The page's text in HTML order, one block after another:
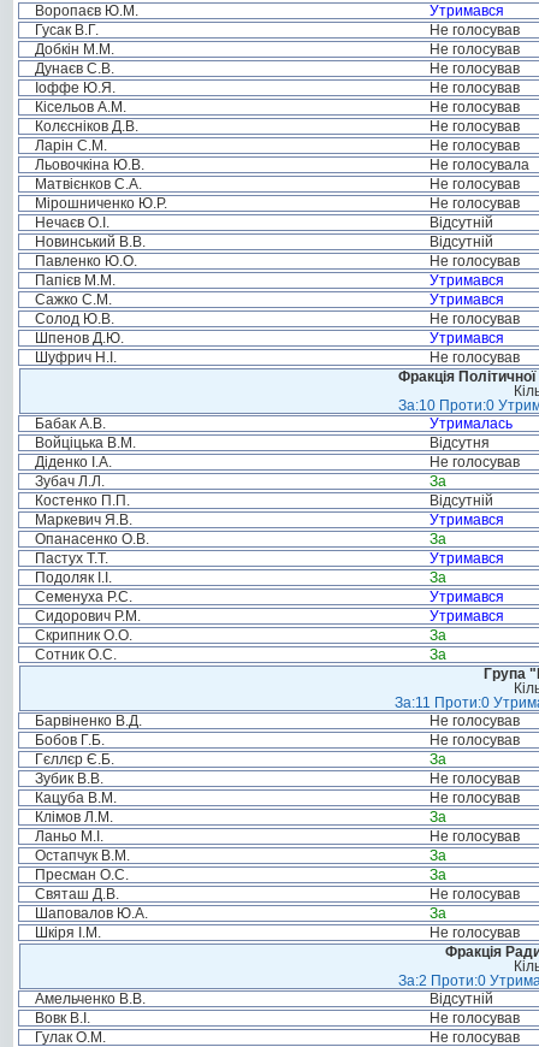
Воропаєв Ю.М.
Утримався
Гусак В.Г.
Не голосував
Добкін М.М.
Не голосував
Дунаєв С.В.
Не голосував
Іоффе Ю.Я.
Не голосував
Кісельов А.М.
Не голосував
Колєсніков Д.В.
Не голосував
Ларін С.М.
Не голосував
Льовочкіна Ю.В.
Не голосувала
Матвієнков С.А.
Не голосував
Мірошниченко Ю.Р.
Не голосував
Нечаєв О.І.
Відсутній
Новинський В.В.
Відсутній
Павленко Ю.О.
Не голосував
Папієв М.М.
Утримався
Сажко С.М.
Утримався
Солод Ю.В.
Не голосував
Шпенов Д.Ю.
Утримався
Шуфрич Н.І.
Не голосував
Фракція
За:10 Проти:0
Бабак А.В.
Утрималась
Войціцька В.М.
Відсутня
Діденко І.А.
Не голосував
Зубач Л.Л.
За
Костенко П.П.
Відсутній
Маркевич Я.В.
Утримався
Опанасенко О.В.
За
Пастух Т.Т.
Утримався
Подоляк І.І.
За
Семенуха Р.С.
Утримався
Сидорович Р.М.
Утримався
Скрипник О.О.
За
Сотник О.С.
За
Група
За:11 Проти:0
Барвіненко В.Д.
Не голосував
Бобов Г.Б.
Не голосував
Гєллєр Є.Б.
За
Зубик В.В.
Не голосував
Кацуба В.М.
Не голосував
Клімов Л.М.
За
Ланьо М.І.
Не голосував
Остапчук В.М.
За
Пресман О.С.
За
Святаш Д.В.
Не голосував
Шаповалов Ю.А.
За
Шкіря І.М.
Не голосував
Фракція
За:2 Проти:0
Амельченко В.В.
Відсутній
Вовк В.І.
Не голосував
Гулак О.М.
Не голосував